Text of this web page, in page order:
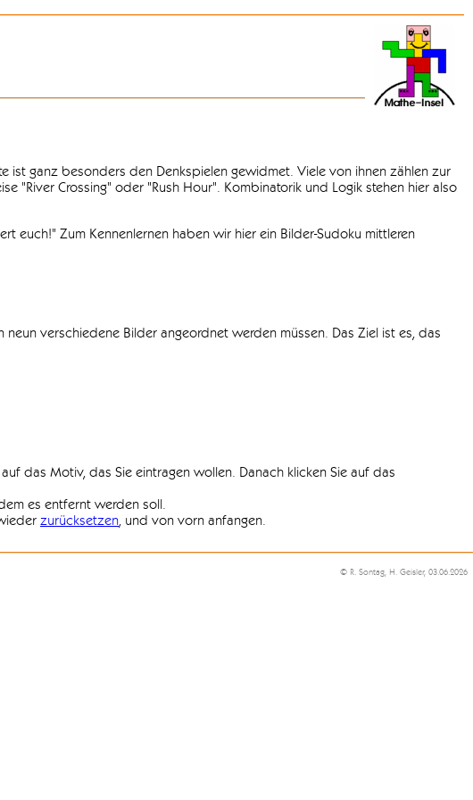
ist ganz besonders den Denkspielen gewidmet. Viele von ihnen zählen zur
"River Crossing" oder "Rush Hour". Kombinatorik und Logik stehen hier also
euch!" Zum Kennenlernen haben wir hier ein Bilder-Sudoku mittleren
verschiedene Bilder angeordnet werden müssen. Das Ziel ist es, das
das Motiv, das Sie eintragen wollen. Danach klicken Sie auf das
es entfernt werden soll.
zurücksetzen, und von vorn anfangen.
© R. Sontag, H. Geisler, 03.06.2026